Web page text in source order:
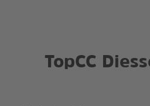
TopCC